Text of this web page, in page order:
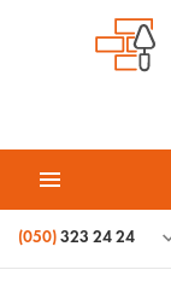
(050) 323 24 24